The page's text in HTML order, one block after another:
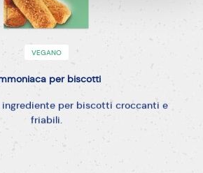
VEGANO
per biscotti
ingrediente per biscotti croccanti e
friabili.